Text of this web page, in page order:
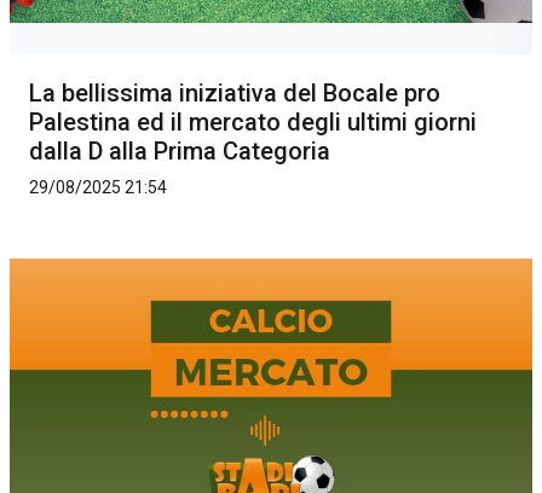
La bellissima iniziativa del Bocale pro
Palestina ed il mercato degli ultimi giorni
dalla D alla Prima Categoria
29/08/2025 21:54